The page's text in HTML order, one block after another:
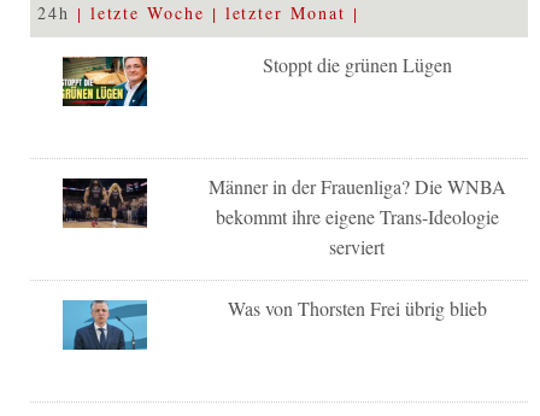
24h letzte Woche letzter Monat
Stoppt die grünen Lügen
Männer in der Frauenliga? Die WNBA
bekommt ihre eigene Trans-Ideologie
serviert
Was von Thorsten Frei übrig blieb